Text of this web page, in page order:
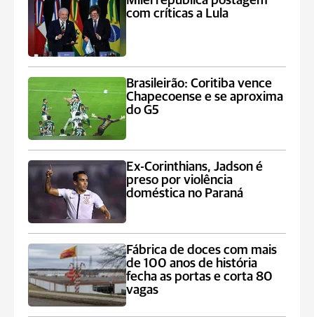
com críticas a Lula
Brasileirão: Coritiba vence
Chapecoense e se aproxima
do G5
Ex-Corinthians, Jadson é
preso por violência
doméstica no Paraná
Fábrica de doces com mais
de 100 anos de história
fecha as portas e corta 80
vagas